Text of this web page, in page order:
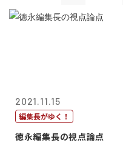
2021.11.15
編集長がゆく！
徳永編集長の視点論点